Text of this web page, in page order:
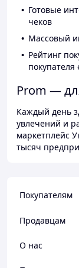
Готовые
чеков
Массовый
Рейтинг
Prom —
Каждый день
увлечений и
маркетплейс
тысяч
Покупателям
Продавцам
О нас